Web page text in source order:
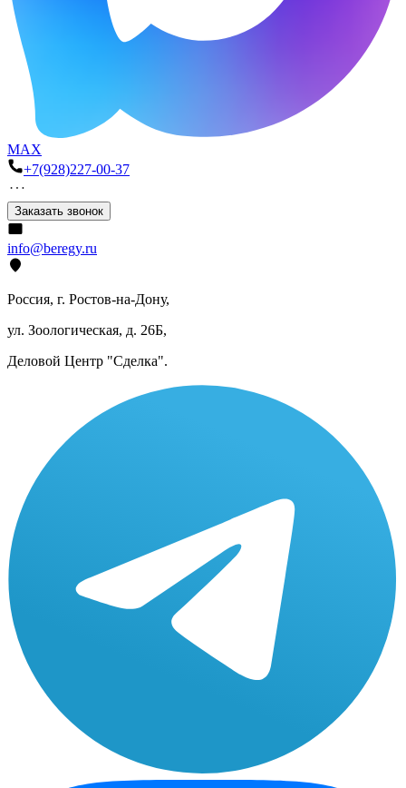
MAX
+7(928)227-00-37
Заказать звонок
info@beregy.ru
Россия, г. Ростов-на-Дону,
ул. Зоологическая, д. 26Б,
Деловой Центр "Сделка".